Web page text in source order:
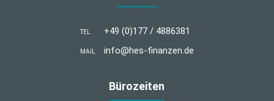
TEL +49 (0)177 / 4886381
MAIL info@hes-finanzen.de
Bürozeiten